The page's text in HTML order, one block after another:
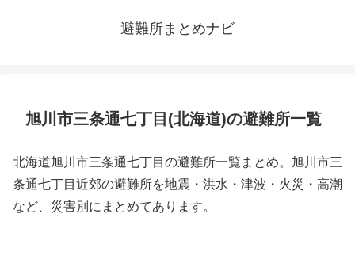
避難所まとめナビ
旭川市三条通七丁目(北海道)の避難所一覧
北海道旭川市三条通七丁目の避難所一覧まとめ。旭川市三
条通七丁目近郊の避難所を地震・洪水・津波・火災・高潮
など、災害別にまとめてあります。